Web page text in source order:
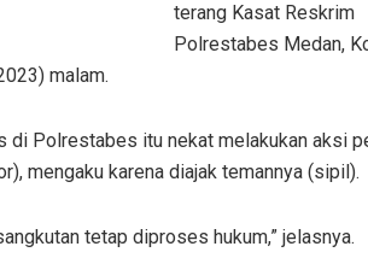
terang Kasat Reskrim
Polrestabes Medan,
malam.
di Polrestabes itu nekat melakukan aksi
mengaku karena diajak temannya (sipil).
tetap diproses hukum,” jelasnya.